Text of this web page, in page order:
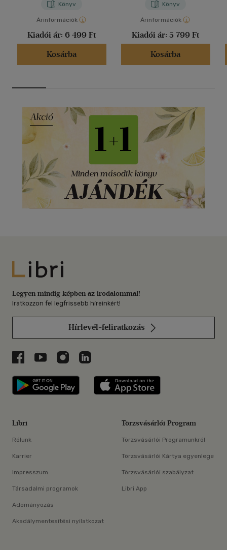
Könyv
Árinformációk
Kiadói ár: 6 499 Ft
Kosárba
Könyv
Árinformációk
Kiadói ár: 5 799 Ft
Kosárba
Libri
Legyen mindig képben az irodalommal!
Iratkozzon fel legfrissebb híreinkért!
Hírlevél-feliratkozás
Libri a Facebookon
Libri a Youtube-on
Libri az Instagramon
Libri a LinkedInen
Libri applikáció Szerezd meg: Google
Libri
Rólunk
Karrier
Impresszum
Társadalmi programok
Adományozás
Akadálymentesítési nyilatkozat
Törzsvásárlói Program
Törzsvásárlói Programunkról
Törzsvásárlói Kártya egyenlege
Törzsvásárlói szabályzat
Libri App